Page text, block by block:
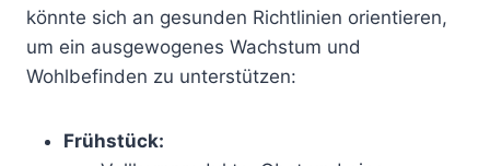
könnte sich an gesunden Richtlinien orientieren,
um ein ausgewogenes Wachstum und
Wohlbefinden zu unterstützen:
Frühstück: